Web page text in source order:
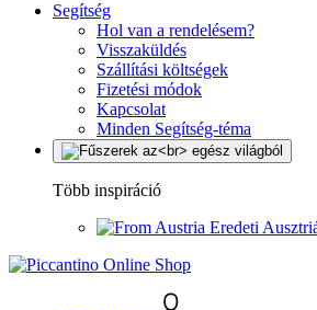
Segítség
Hol van a rendelésem?
Visszaküldés
Szállítási költségek
Fizetési módok
Kapcsolat
Minden Segítség-téma
Több inspiráció
Eredeti